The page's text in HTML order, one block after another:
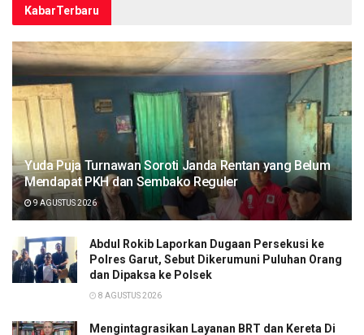
KabarTerbaru
Yuda Puja Turnawan Soroti Janda Rentan yang Belum
Mendapat PKH dan Sembako Reguler
9 AGUSTUS 2026
Abdul Rokib Laporkan Dugaan Persekusi ke
Polres Garut, Sebut Dikerumuni Puluhan Orang
dan Dipaksa ke Polsek
8 AGUSTUS 2026
Mengintagrasikan Layanan BRT dan Kereta Di